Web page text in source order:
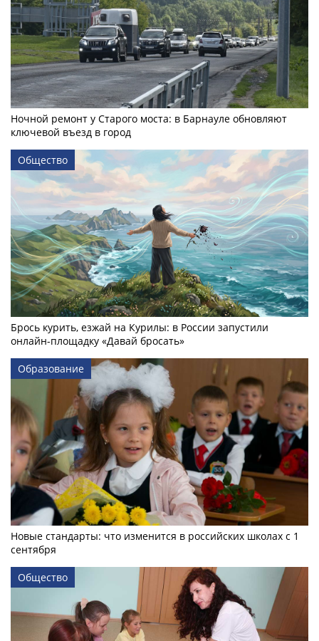
Ночной ремонт у Старого моста: в Барнауле обновляют
ключевой въезд в город
Общество
Брось курить, езжай на Курилы: в России запустили
онлайн-­площадку «Давай бросать»
Образование
Новые стандарты: что изменится в российских школах с 1
сентября
Общество